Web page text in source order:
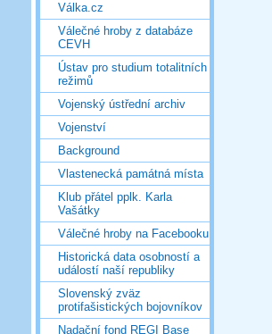
Válka.cz
Válečné hroby z databáze
CEVH
Ústav pro studium totalitních
režimů
Vojenský ústřední archiv
Vojenství
Background
Vlastenecká památná místa
Klub přátel pplk. Karla
Vašátky
Válečné hroby na Facebooku
Historická data osobností a
událostí naší republiky
Slovenský zväz
protifašistických bojovníkov
Nadační fond REGI Base